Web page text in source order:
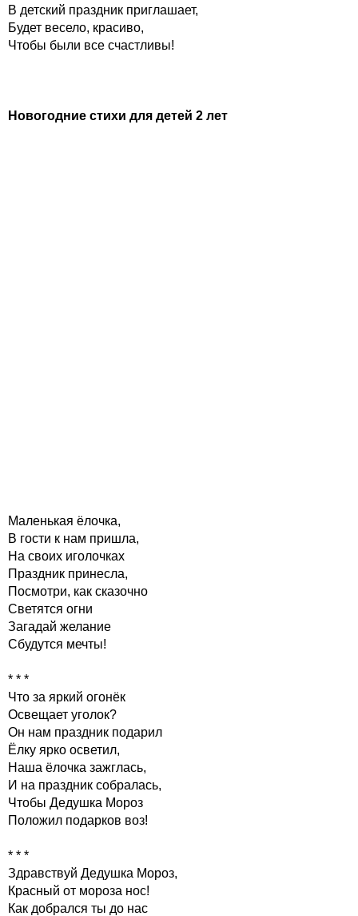
В детский праздник приглашает,
Будет весело, красиво,
Чтобы были все счастливы!
Новогодние стихи для детей 2 лет
Маленькая ёлочка,
В гости к нам пришла,
На своих иголочках
Праздник принесла,
Посмотри, как сказочно
Светятся огни
Загадай желание
Сбудутся мечты!
* * *
Что за яркий огонёк
Освещает уголок?
Он нам праздник подарил
Ёлку ярко осветил,
Наша ёлочка зажглась,
И на праздник собралась,
Чтобы Дедушка Мороз
Положил подарков воз!
* * *
Здравствуй Дедушка Мороз,
Красный от мороза нос!
Как добрался ты до нас